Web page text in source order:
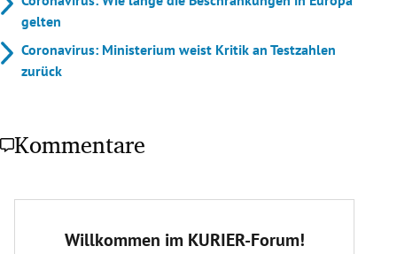
gelten
Coronavirus: Ministerium weist Kritik an Testzahlen
zurück
Kommentare